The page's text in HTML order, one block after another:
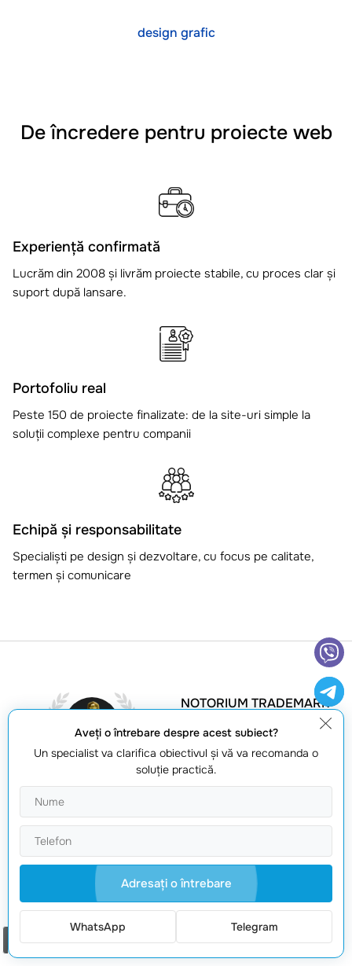
design grafic
De încredere pentru proiecte web
Experiență confirmată
Lucrăm din 2008 și livrăm proiecte stabile, cu proces clar și
suport după lansare.
Portofoliu real
Peste 150 de proiecte finalizate: de la site-uri simple la
soluții complexe pentru companii
Echipă și responsabilitate
Specialiști pe design și dezvoltare, cu focus pe calitate,
termen și comunicare
NOTORIUM TRADEMARK
Trofeul Notorium 2017,
Medalia de Aur Notorium
ANULUI
Medalie De Aur 2016,
Medalie De Aur 2017, Medalie
De Aur 2018, Medalie De Aur
2019
Aveţi o întrebare despre acest subiect?
Un specialist va clarifica obiectivul şi vă va recomanda o
soluţie practică.
Adresaţi o întrebare
WhatsApp Telegram
Comanda un apel